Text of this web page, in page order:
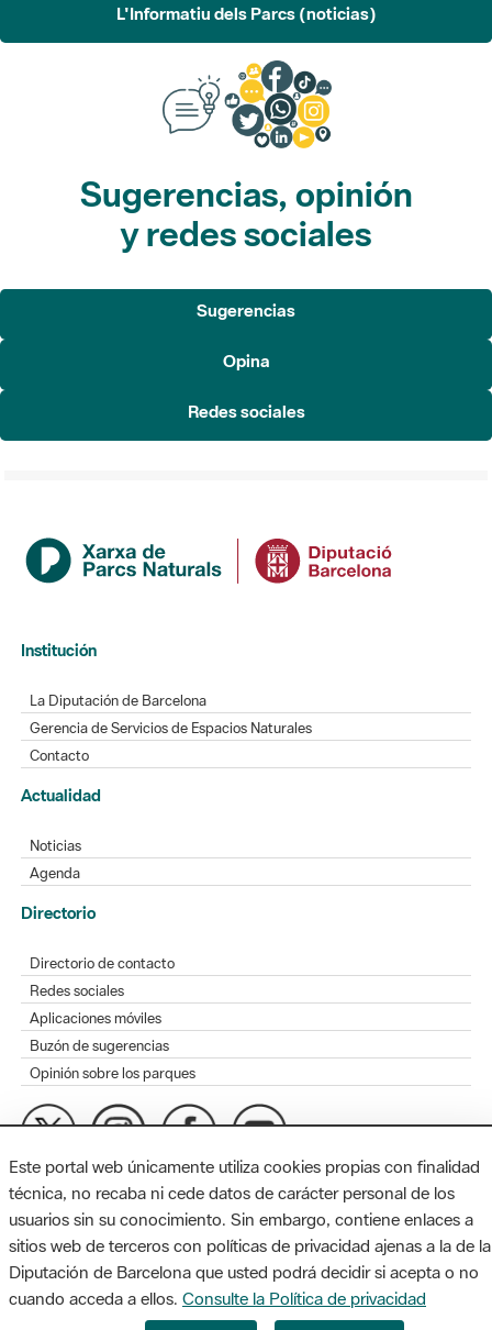
L'Informatiu dels Parcs (noticias)
Sugerencias, opinión
y redes sociales
Sugerencias
Opina
Redes sociales
Institución
La Diputación de Barcelona
Gerencia de Servicios de Espacios Naturales
Contacto
Actualidad
Noticias
Agenda
Directorio
Directorio de contacto
Redes sociales
Aplicaciones móviles
Buzón de sugerencias
Opinión sobre los parques
MAPA WEB
Diputación de Barcelona. Edifici Llacuna, 1a planta. Badajoz, 49.
08005 Barcelona. Tel. 934 022 428 / xarxaparcs@diba.cat
Este portal web únicamente utiliza cookies propias con finalidad
técnica, no recaba ni cede datos de carácter personal de los
usuarios sin su conocimiento. Sin embargo, contiene enlaces a
sitios web de terceros con políticas de privacidad ajenas a la de la
Diputación de Barcelona que usted podrá decidir si acepta o no
cuando acceda a ellos. Consulte la Política de privacidad